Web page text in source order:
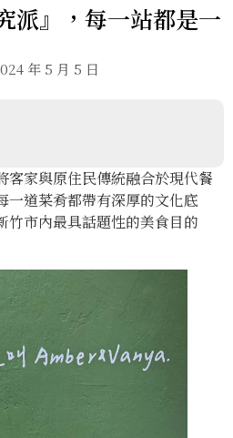
派』，每一站都是一
年 5 月 5 日
客家與原住民傳統融合於現代餐
一道菜肴都帶有深厚的文化底
竹市內最具話題性的美食目的